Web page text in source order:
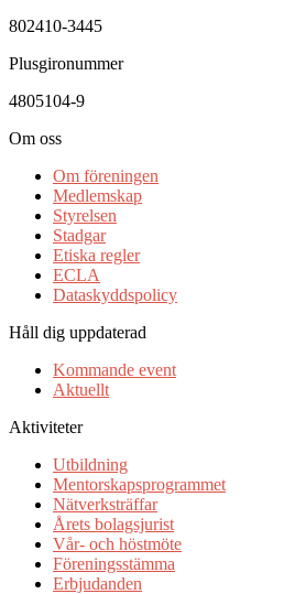
802410-3445
Plusgironummer
4805104-9
Om oss
Om föreningen
Medlemskap
Styrelsen
Stadgar
Etiska regler
ECLA
Dataskyddspolicy
Håll dig uppdaterad
Kommande event
Aktuellt
Aktiviteter
Utbildning
Mentorskapsprogrammet
Nätverksträffar
Årets bolagsjurist
Vår- och höstmöte
Föreningsstämma
Erbjudanden